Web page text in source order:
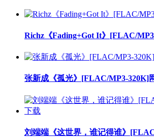
Richz《Fading+Got It》[FLAC/
张新成《孤光》[FLAC/MP3-320K]
刘端端《这世界，谁记得谁》